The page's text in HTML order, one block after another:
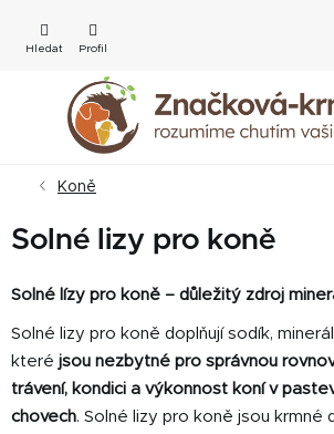
obsah
Koně
Solné lizy pro koně
Solné lízy pro koně – důležitý zdroj
Solné lizy pro koně doplňují sodík,
které jsou nezbytné pro správnou
trávení, kondici a výkonnost koní v
chovech. Solné lizy pro koně jsou krmné